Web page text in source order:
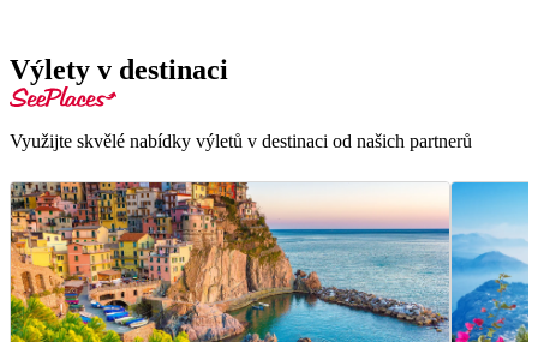
Výlety v destinaci
Využijte skvělé nabídky výletů v destinaci od našich partnerů